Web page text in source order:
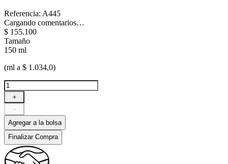
Referencia: A445
Cargando comentarios…
$ 155.100
Tamaño
150 ml
(ml a $ 1.034,0)
＋
－
Agregar a la bolsa
Finalizar Compra